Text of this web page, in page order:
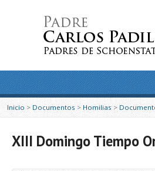
Inicio >Documentos> Homilias>
XIII Domingo Tiempo